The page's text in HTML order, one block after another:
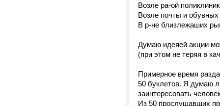
Возле ра-ой
Возле почты и обувных
В р-не близлежаших
Думаю идеяей акции
(при этом не теряя в
Примерное время
50 буклетов. Я думаю
заинтересовать
Из 50 прослушавших